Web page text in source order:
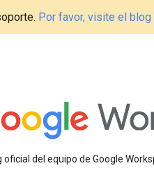
Por favor, visite el
oficial del equipo de Google